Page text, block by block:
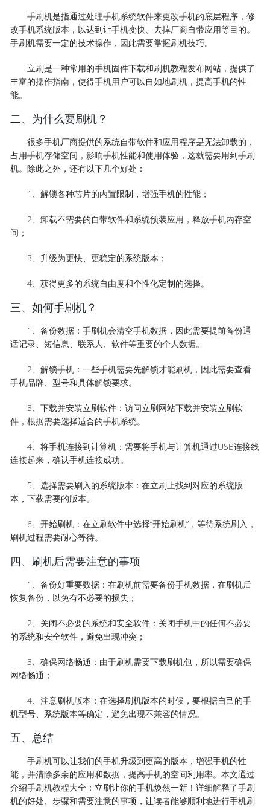
手刷机是指通过处理手机系统软件来更改手机的底层程序，修
改手机系统版本，以达到让手机变快、去掉厂商自带应用等目的。
手刷机需要一定的技术操作，因此需要掌握刷机技巧。
立刷是一种常用的手机固件下载和刷机教程发布网站，提供了
丰富的操作指南，使得手机用户可以自如地刷机，提高手机的性
能。
二、为什么要刷机？
很多手机厂商提供的系统自带软件和应用程序是无法卸载的，
占用手机存储空间，影响手机性能和使用体验，这就需要用到手刷
机。除此之外，还有以下几个好处：
1、解锁各种芯片的内置限制，增强手机的性能；
2、卸载不需要的自带软件和系统预装应用，释放手机内存空
间；
3、升级为更快、更稳定的系统版本；
4、获得更多的系统自由度和个性化定制的选择。
三、如何手刷机？
1、备份数据：手刷机会清空手机数据，因此需要提前备份通
话记录、短信息、联系人、软件等重要的个人数据。
2、解锁手机：一些手机需要先解锁才能刷机，因此需要查看
手机品牌、型号和具体解锁要求。
3、下载并安装立刷软件：访问立刷网站下载并安装立刷软
件，根据需要选择适合的手机系统。
4、将手机连接到计算机：需要将手机与计算机通过USB连接线
连接起来，确认手机连接成功。
5、选择需要刷入的系统版本：在立刷上找到对应的系统版
本，下载需要的版本。
6、开始刷机：在立刷软件中选择“开始刷机”，等待系统刷入，
刷机过程需要耐心等待。
四、刷机后需要注意的事项
1、备份好重要数据：在刷机前需要备份手机数据，在刷机后
恢复备份，以免有不必要的损失；
2、关闭不必要的系统和安全软件：关闭手机中的任何不必要
的系统和安全软件，避免出现冲突；
3、确保网络畅通：由于刷机需要下载刷机包，所以需要确保
网络畅通；
4、注意刷机版本：在选择刷机版本的时候，要根据自己的手
机型号、系统版本等确定，避免出现不兼容的情况。
五、总结
手刷机可以让我们的手机升级到更高的版本，增强手机的性
能，并清除多余的应用和数据，提高手机的空间利用率。本文通过
介绍手刷机教程大全：立刷让你的手机焕然一新！详细解释了手刷
机的好处、步骤和需要注意的事项，让读者能够顺利地进行手机刷